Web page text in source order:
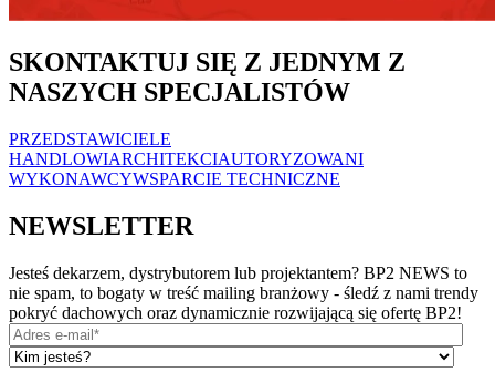
SKONTAKTUJ SIĘ Z JEDNYM Z
NASZYCH SPECJALISTÓW
PRZEDSTAWICIELE
HANDLOWIARCHITEKCIAUTORYZOWANI
WYKONAWCYWSPARCIE TECHNICZNE
NEWSLETTER
Jesteś dekarzem, dystrybutorem lub projektantem? BP2 NEWS to
nie spam, to bogaty w treść mailing branżowy - śledź z nami trendy
pokryć dachowych oraz dynamicznie rozwijającą się ofertę BP2!